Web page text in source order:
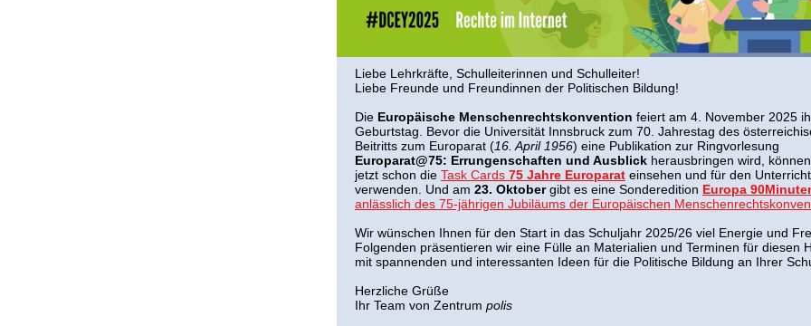
Liebe Lehrkräfte, Schulleiterinnen und Schulleiter!
Liebe Freunde und Freundinnen der Politischen Bildung!
Die Europäische Menschenrechtskonvention feiert am 4. November 2025
Geburtstag. Bevor die Universität Innsbruck zum 70. Jahrestag des
Beitritts zum Europarat (16. April 1956) eine Publikation zur Ringvorlesung
Europarat@75: Errungenschaften und Ausblick herausbringen wird,
jetzt schon die Task Cards 75 Jahre Europarat einsehen und für den Unterricht
verwenden. Und am 23. Oktobergibt es eine Sonderedition Europa
anlässlich des 75-jährigen Jubiläums der Europäischen
Wir wünschen Ihnen für den Start in das Schuljahr 2025/26 viel Energie und
Folgenden präsentieren wir eine Fülle an Materialien und Terminen für diesen
mit spannenden und interessanten Ideen für die Politische Bildung an Ihrer
Herzliche Grüße
Ihr Team von Zentrum polis